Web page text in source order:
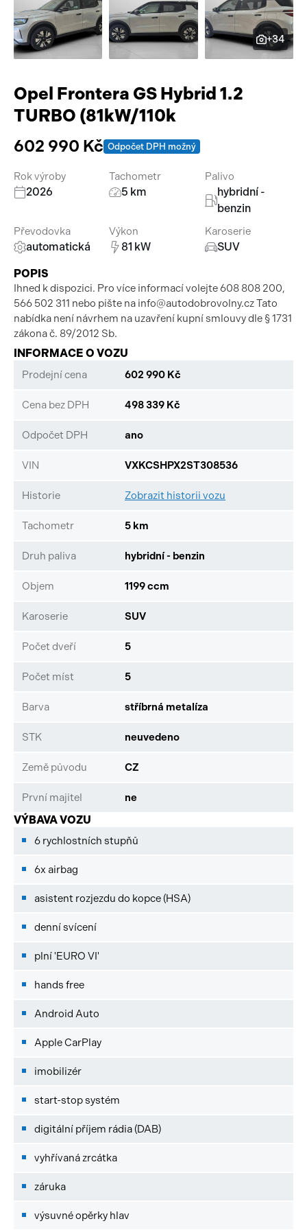
Pracovní stroje
Náhradní díly
Příslušenství
Auto a život
Videa
+34
Opel Frontera GS Hybrid 1.2
TURBO (81kW/110k
602 990 Kč Odpočet DPH možný
Rok výroby
2026
Tachometr
5 km
Palivo
hybridní -
benzin
Převodovka
automatická
Výkon
81 kW
Karoserie
SUV
POPIS
Ihned k dispozici. Pro více informací volejte 608 808 200,
566 502 311 nebo pište na info@autodobrovolny.cz Tato
nabídka není návrhem na uzavření kupní smlouvy dle § 1731
zákona č. 89/2012 Sb.
INFORMACE O VOZU
Prodejní cena 602 990 Kč
Cena bez DPH 498 339 Kč
Odpočet DPH ano
VIN VXKCSHPX2ST308536
Historie Zobrazit historii vozu
Tachometr 5 km
Druh paliva hybridní - benzin
Objem 1199 ccm
Karoserie SUV
Počet dveří 5
Počet míst 5
Barva stříbrná metalíza
STK neuvedeno
Země původu CZ
První majitel ne
VÝBAVA VOZU
6 rychlostních stupňů
6x airbag
asistent rozjezdu do kopce (HSA)
denní svícení
plní 'EURO VI'
hands free
Android Auto
Apple CarPlay
imobilizér
start-stop systém
digitální příjem rádia (DAB)
vyhřívaná zrcátka
záruka
výsuvné opěrky hlav